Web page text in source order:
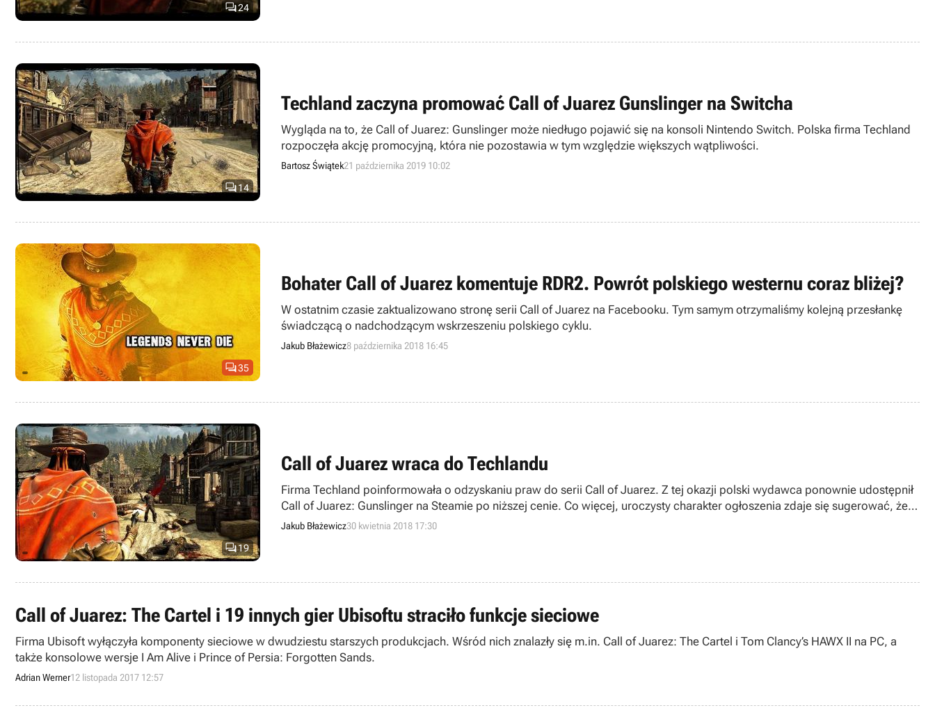
24
14
Techland zaczyna promować Call of Juarez Gunslinger na Switcha
Wygląda na to, że Call of Juarez: Gunslinger może niedługo pojawić się na konsoli Nintendo Switch. Polska firma Techland
rozpoczęła akcję promocyjną, która nie pozostawia w tym względzie większych wątpliwości.
Bartosz Świątek21 października 2019 10:02
35
Bohater Call of Juarez komentuje RDR2. Powrót polskiego westernu coraz bliżej?
W ostatnim czasie zaktualizowano stronę serii Call of Juarez na Facebooku. Tym samym otrzymaliśmy kolejną przesłankę
świadczącą o nadchodzącym wskrzeszeniu polskiego cyklu.
Jakub Błażewicz8 października 2018 16:45
19
Call of Juarez wraca do Techlandu
Firma Techland poinformowała o odzyskaniu praw do serii Call of Juarez. Z tej okazji polski wydawca ponownie udostępnił
Call of Juarez: Gunslinger na Steamie po niższej cenie. Co więcej, uroczysty charakter ogłoszenia zdaje się sugerować, że
spółka ma plany dotyczące przyszłości cyklu.
Jakub Błażewicz30 kwietnia 2018 17:30
Call of Juarez: The Cartel i 19 innych gier Ubisoftu straciło funkcje sieciowe
Firma Ubisoft wyłączyła komponenty sieciowe w dwudziestu starszych produkcjach. Wśród nich znalazły się m.in. Call of Juarez: The Cartel i Tom Clancy’s HAWX II na PC, a
także konsolowe wersje I Am Alive i Prince of Persia: Forgotten Sands.
Adrian Werner12 listopada 2017 12:57